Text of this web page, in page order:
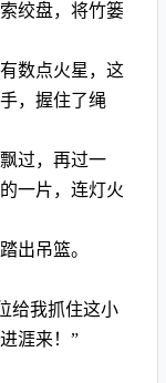
绞盘，将竹篓
数点火星，这
，握住了绳
过，再过一
一片，连灯火
出吊篮。
给我抓住这小
涯来！”